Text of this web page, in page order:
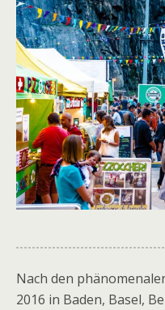
Nach den
2016 in Baden, Basel,